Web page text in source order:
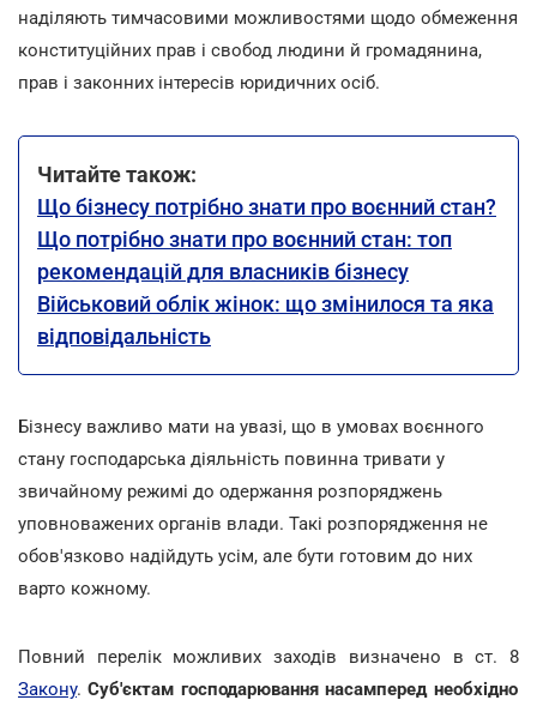
наділяють тимчасовими можливостями щодо обмеження
конституційних прав і свобод людини й громадянина,
прав і законних інтересів юридичних осіб.
Читайте також:
Що бізнесу потрібно знати про воєнний стан?
Що потрібно знати про воєнний стан: топ
рекомендацій для власників бізнесу
Військовий облік жінок: що змінилося та яка
відповідальність
Бізнесу важливо мати на увазі, що в умовах воєнного
стану господарська діяльність повинна тривати у
звичайному режимі до одержання розпоряджень
уповноважених органів влади. Такі розпорядження не
обов'язково надійдуть усім, але бути готовим до них
варто кожному.
Повний перелік можливих заходів визначено в ст. 8
Закону.Суб'єктам господарювання насамперед необхідно